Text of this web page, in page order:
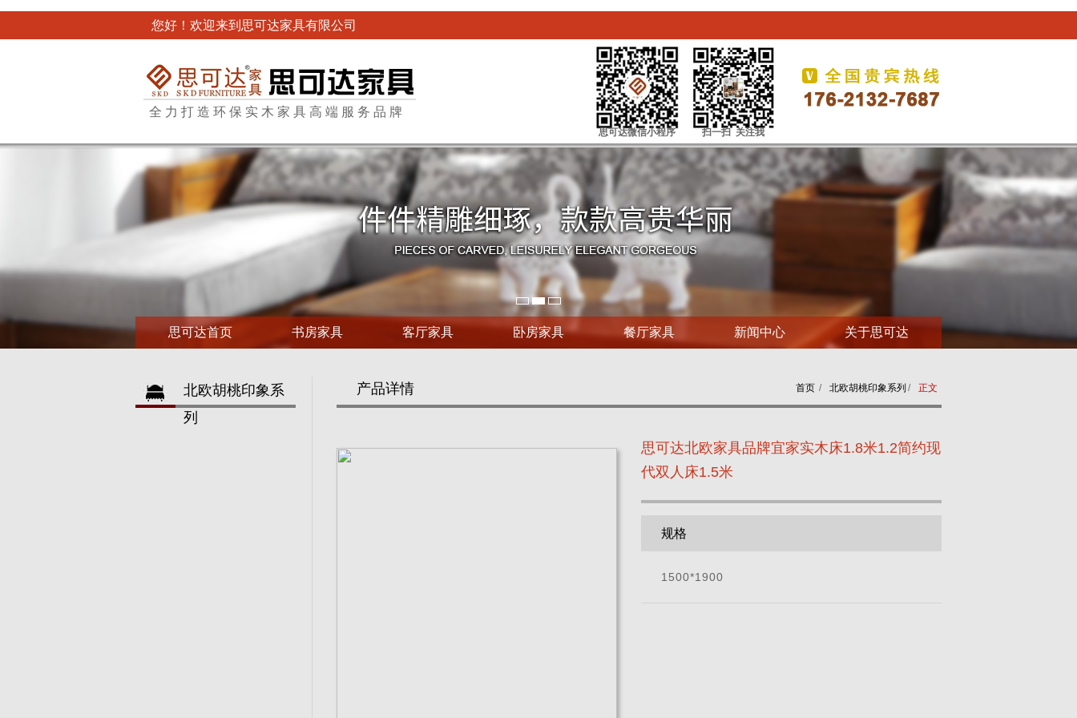
您好！欢迎来到思可达家具有限公司
全力打造环保实木家具高端服务品牌
思可达微信小程序 扫一扫 关注我
思可达首页 书房家具 客厅家具 卧房家具 餐厅家具 新闻中心 关于思可达
北欧胡桃印象系
列
产品详情 首页 / 北欧胡桃印象系列 / 正文
思可达北欧家具品牌宜家实木床1.8米1.2简约现
代双人床1.5米
规格
1500*1900